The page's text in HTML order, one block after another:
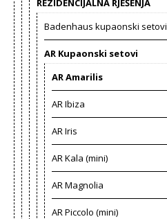
REZIDENCIJALNA RJEŠENJA
Badenhaus kupaonski setovi
AR Kupaonski setovi
AR Amarilis
AR Ibiza
AR Iris
AR Kala (mini)
AR Magnolia
AR Piccolo (mini)